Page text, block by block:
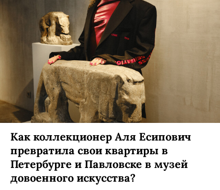
Как коллекционер Аля Есипович
превратила свои квартиры в
Петербурге и Павловске в музей
довоенного искусства?